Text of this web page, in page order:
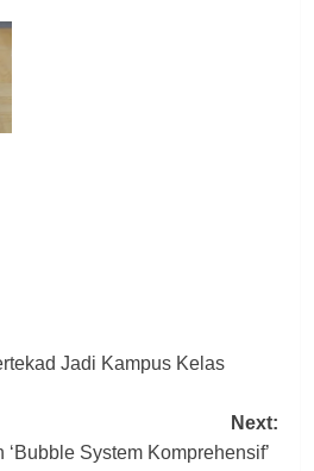
Jadi Kampus Kelas
Next:
System Komprehensif’